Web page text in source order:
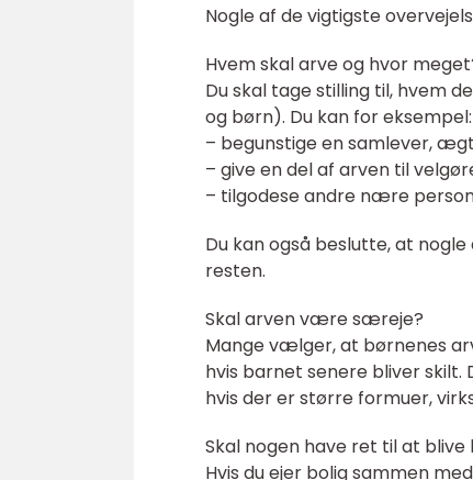
Nogle af de vigtigste
Hvem skal arve og hvor
Du skal tage stilling til, hvem
og børn). Du kan for eksempel:
– begunstige en samlever,
– give en del af arven til
– tilgodese andre nære
Du kan også beslutte, at
resten.
Skal arven være særeje?
Mange vælger, at børnenes
hvis barnet senere bliver
hvis der er større formuer,
Skal nogen have ret til at blive
Hvis du ejer bolig sammen